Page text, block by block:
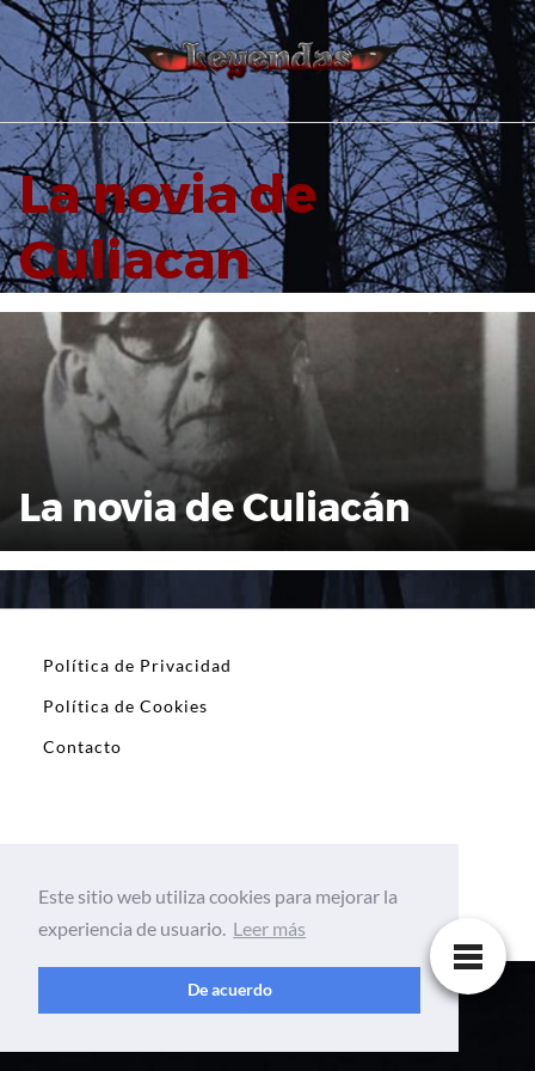
Saltar
contenido
La novia de
Culiacan
La novia de Culiacán
Política de Privacidad
Política de Cookies
Contacto
Este sitio web utiliza cookies para mejorar la
experiencia de usuario. Leer más
De acuerdo